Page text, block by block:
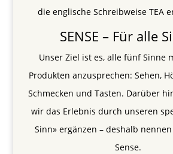
die englische Schreibweise TEA
SENSE – Für alle
Unser Ziel ist es, alle fünf Sinne
Produkten anzusprechen: Sehen,
Schmecken und Tasten. Darüber
wir das Erlebnis durch unseren
Sinn» ergänzen – deshalb
Sense.